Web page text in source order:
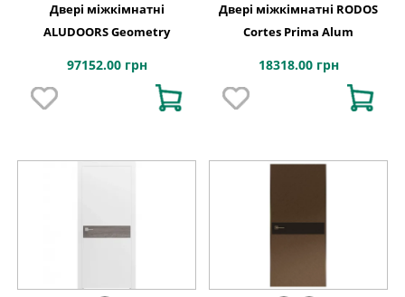
Двері міжкімнатні
ALUDOORS Geometry
97152.00 грн
Двері міжкімнатні RODOS
Cortes Prima Alum
18318.00 грн